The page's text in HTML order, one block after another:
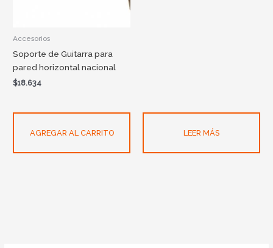
Accesorios
Soporte de Guitarra para
pared horizontal nacional
$18.634
AGREGAR AL CARRITO LEER MÁS